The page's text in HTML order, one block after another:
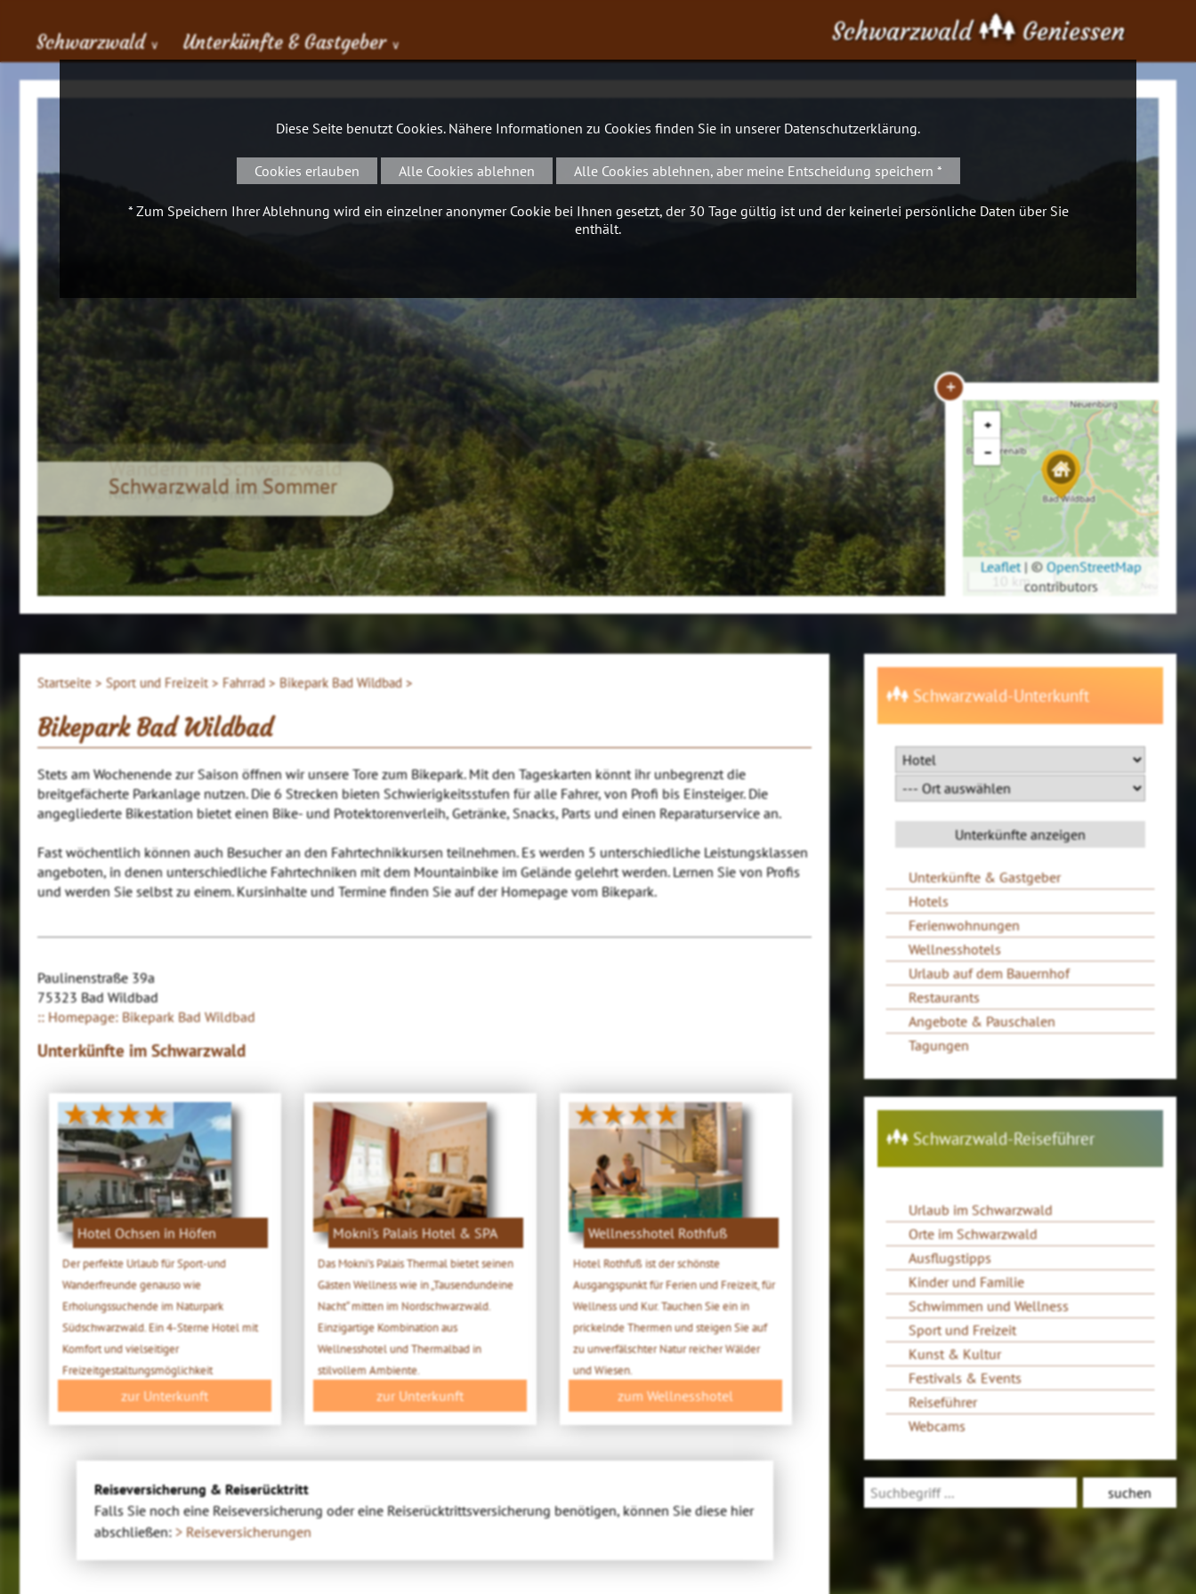
Schwarzwald ∨ Unterkünfte & Gastgeber ∨ Schwarzwald Geniessen
Klaus Hansen, © Schluchtensteig Schwarzwald
Wandern im Schwarzwald
Natur pur für jung und alt
+
+
−
10 km
Leaflet |©OpenStreetMap
contributors
Startseite > Sport und Freizeit > Fahrrad > Bikepark Bad Wildbad >
Bikepark Bad Wildbad
Stets am Wochenende zur Saison öffnen wir unsere Tore zum Bikepark. Mit den Tageskarten könnt ihr unbegrenzt die
breitgefächerte Parkanlage nutzen. Die 6 Strecken bieten Schwierigkeitsstufen für alle Fahrer, von Profi bis Einsteiger. Die
angegliederte Bikestation bietet einen Bike- und Protektorenverleih, Getränke, Snacks, Parts und einen Reparaturservice an.
Fast wöchentlich können auch Besucher an den Fahrtechnikkursen teilnehmen. Es werden 5 unterschiedliche Leistungsklassen
angeboten, in denen unterschiedliche Fahrtechniken mit dem Mountainbike im Gelände gelehrt werden. Lernen Sie von Profis
und werden Sie selbst zu einem. Kursinhalte und Termine finden Sie auf der Homepage vom Bikepark.
Paulinenstraße 39a
75323 Bad Wildbad
:: Homepage: Bikepark Bad Wildbad
Unterkünfte im Schwarzwald
★★★★
Hotel Ochsen in Höfen
Der perfekte Urlaub für Sport-und
Wanderfreunde genauso wie
Erholungssuchende im Naturpark
Südschwarzwald. Ein 4-Sterne Hotel mit
Komfort und vielseitiger
Freizeitgestaltungsmöglichkeit
zur Unterkunft
Mokni's Palais Hotel & SPA
Das Mokni's Palais Thermal bietet seinen
Gästen Wellness wie in „Tausendundeine
Nacht“ mitten im Nordschwarzwald.
Einzigartige Kombination aus
Wellnesshotel und Thermalbad in
stilvollem Ambiente.
zur Unterkunft
★★★★
Wellnesshotel Rothfuß
Hotel Rothfuß ist der schönste
Ausgangspunkt für Ferien und Freizeit, für
Wellness und Kur. Tauchen Sie ein in
prickelnde Thermen und steigen Sie auf
zu unverfälschter Natur reicher Wälder
und Wiesen.
zum Wellnesshotel
Reiseversicherung & Reiserücktritt
Falls Sie noch eine Reiseversicherung oder eine Reiserücktrittsversicherung benötigen, können Sie diese hier
abschließen: > Reiseversicherungen
Schwarzwald-Unterkunft
Unterkünfte & Gastgeber
Hotels
Ferienwohnungen
Wellnesshotels
Urlaub auf dem Bauernhof
Restaurants
Angebote & Pauschalen
Tagungen
Schwarzwald-Reiseführer
Urlaub im Schwarzwald
Orte im Schwarzwald
Ausflugstipps
Kinder und Familie
Schwimmen und Wellness
Sport und Freizeit
Kunst & Kultur
Festivals & Events
Reiseführer
Webcams
Diese Seite benutzt Cookies. Nähere Informationen zu Cookies finden Sie in unserer Datenschutzerklärung.
Cookies erlauben Alle Cookies ablehnen Alle Cookies ablehnen, aber meine Entscheidung speichern *
* Zum Speichern Ihrer Ablehnung wird ein einzelner anonymer Cookie bei Ihnen gesetzt, der 30 Tage gültig ist und der keinerlei persönliche Daten über Sie
enthält.